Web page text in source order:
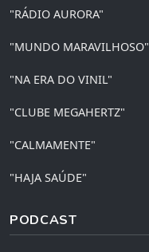
"RÁDIO AURORA"
"MUNDO MARAVILHOSO"
"NA ERA DO VINIL"
"CLUBE MEGAHERTZ"
"CALMAMENTE"
"HAJA SAÚDE"
PODCAST